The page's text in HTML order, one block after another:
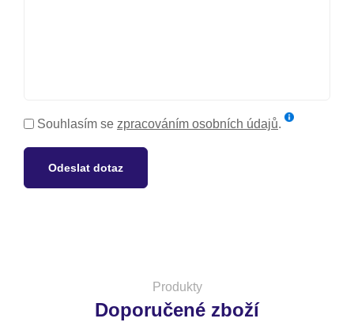
Souhlasím se zpracováním osobních údajů.
Odeslat dotaz
Produkty
Doporučené zboží